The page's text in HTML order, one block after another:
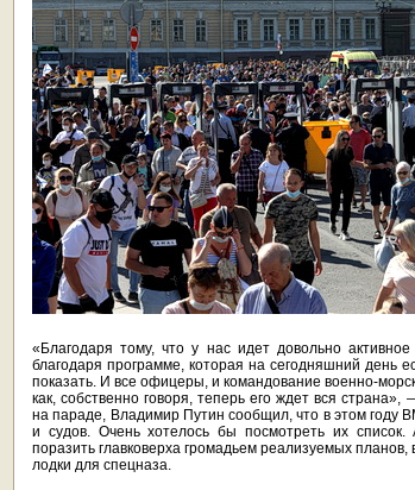
«Благодаря тому, что у нас идет довольно
благодаря программе, которая на сегодняшний день
показать. И все офицеры, и командование военно-
как, собственно говоря, теперь его ждет вся
на параде, Владимир Путин сообщил, что в этом году
и судов. Очень хотелось бы посмотреть их
поразить главковерха громадьем реализуемых
лодки для спецназа.